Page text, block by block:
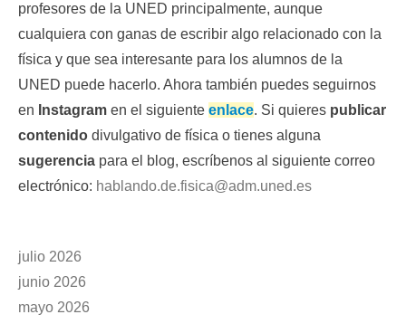
profesores de la UNED principalmente, aunque
cualquiera con ganas de escribir algo relacionado con la
física y que sea interesante para los alumnos de la
UNED puede hacerlo. Ahora también puedes seguirnos
en Instagram en el siguiente enlace. Si quieres publicar
contenido divulgativo de física o tienes alguna
sugerencia para el blog, escríbenos al siguiente correo
electrónico: hablando.de.fisica@adm.uned.es
julio 2026
junio 2026
mayo 2026